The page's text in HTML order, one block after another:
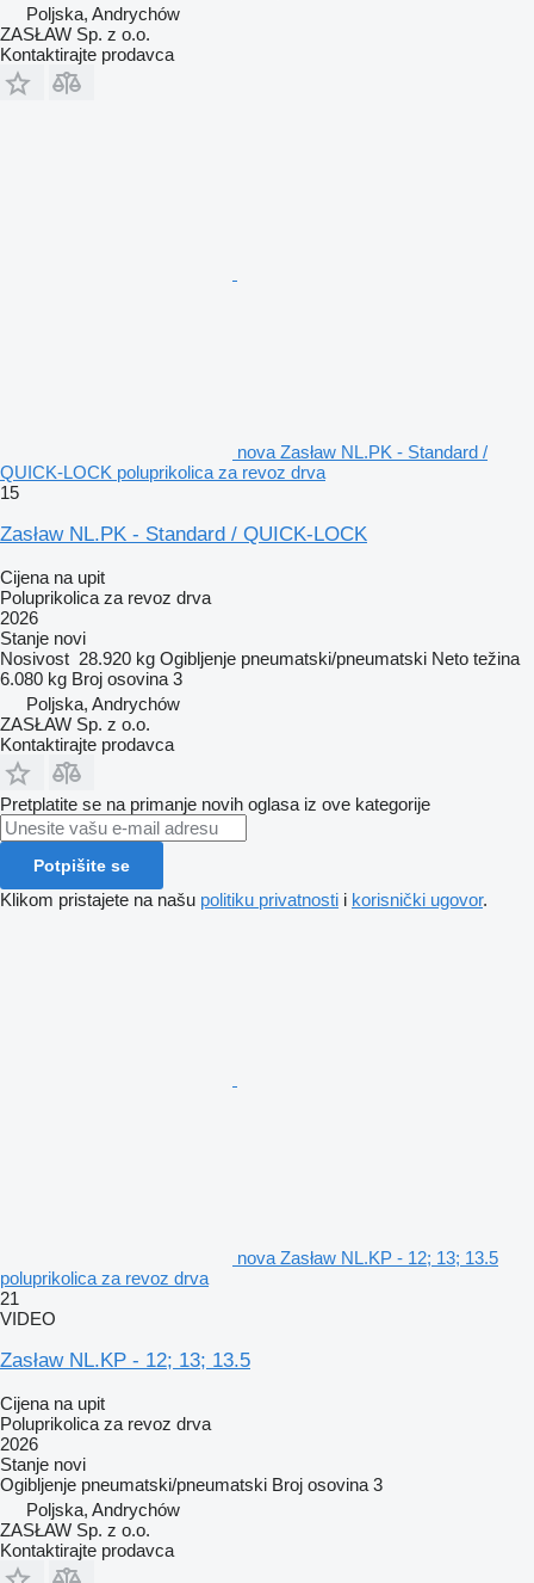
Poljska, Andrychów
ZASŁAW Sp. z o.o.
Kontaktirajte prodavca
nova Zasław NL.PK - Standard /
QUICK-LOCK poluprikolica za revoz drva
15
Zasław NL.PK - Standard / QUICK-LOCK
Cijena na upit
Poluprikolica za revoz drva
2026
Stanje novi
Nosivost 28.920 kg Ogibljenje pneumatski/pneumatski Neto težina
6.080 kg Broj osovina 3
Poljska, Andrychów
ZASŁAW Sp. z o.o.
Kontaktirajte prodavca
Pretplatite se na primanje novih oglasa iz ove kategorije
Potpišite se
Klikom pristajete na našu politiku privatnosti i korisnički ugovor.
nova Zasław NL.KP - 12; 13; 13.5
poluprikolica za revoz drva
21
VIDEO
Zasław NL.KP - 12; 13; 13.5
Cijena na upit
Poluprikolica za revoz drva
2026
Stanje novi
Ogibljenje pneumatski/pneumatski Broj osovina 3
Poljska, Andrychów
ZASŁAW Sp. z o.o.
Kontaktirajte prodavca